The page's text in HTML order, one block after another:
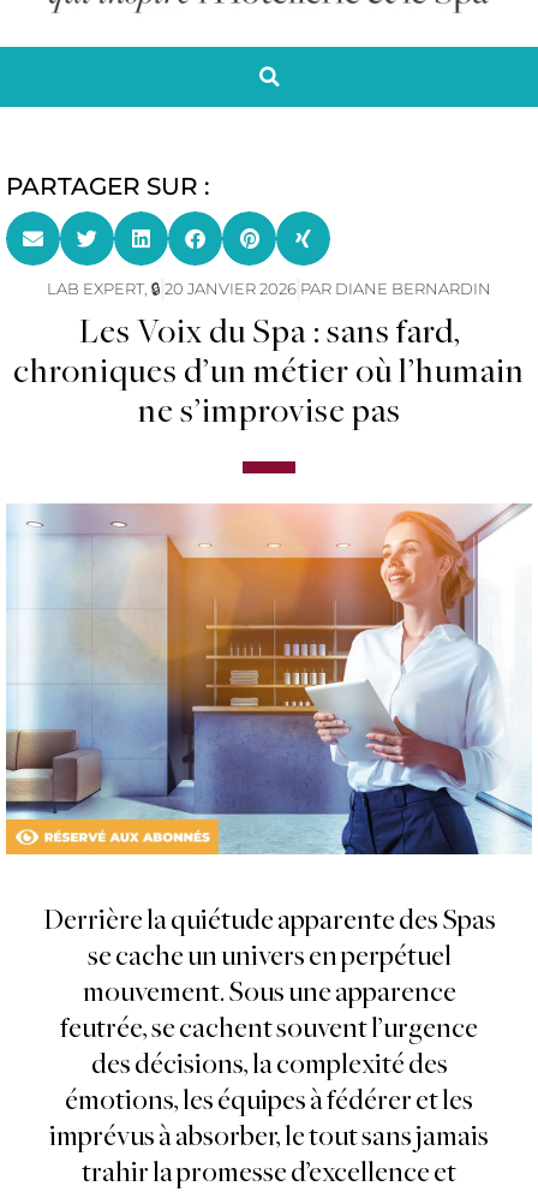
PARTAGER SUR :
LAB EXPERT, 🔒 20 JANVIER 2026 PAR DIANE BERNARDIN
Les Voix du Spa : sans fard,
chroniques d’un métier où l’humain
ne s’improvise pas
Derrière la quiétude apparente des Spas
se cache un univers en perpétuel
mouvement. Sous une apparence
feutrée, se cachent souvent l’urgence
des décisions, la complexité des
émotions, les équipes à fédérer et les
imprévus à absorber, le tout sans jamais
trahir la promesse d’excellence et